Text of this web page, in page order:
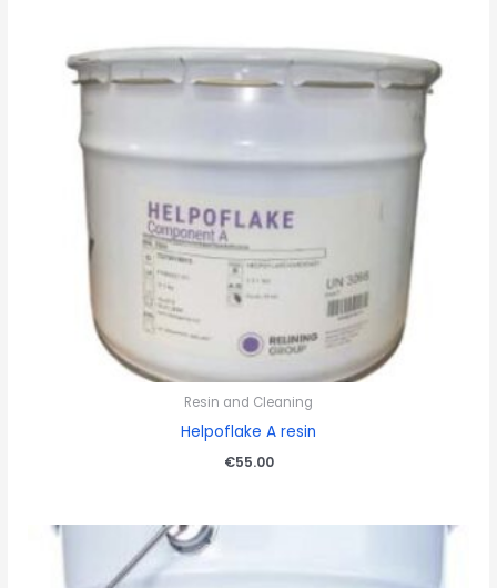
Resin and Cleaning
Helpoflake A resin
€55.00